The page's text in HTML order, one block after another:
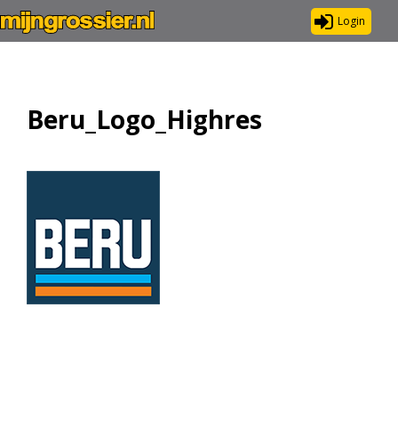
Login
Beru_Logo_Highres